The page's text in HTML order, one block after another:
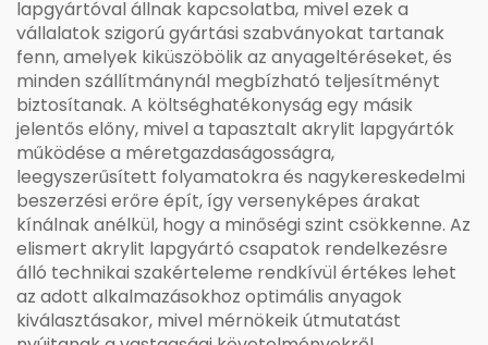
lapgyártóval állnak kapcsolatba, mivel ezek a
vállalatok szigorú gyártási szabványokat tartanak
fenn, amelyek kiküszöbölik az anyageltéréseket, és
minden szállítmánynál megbízható teljesítményt
biztosítanak. A költséghatékonyság egy másik
jelentős előny, mivel a tapasztalt akrylit lapgyártók
működése a méretgazdaságosságra,
leegyszerűsített folyamatokra és nagykereskedelmi
beszerzési erőre épít, így versenyképes árakat
kínálnak anélkül, hogy a minőségi szint csökkenne. Az
elismert akrylit lapgyártó csapatok rendelkezésre
álló technikai szakérteleme rendkívül értékes lehet
az adott alkalmazásokhoz optimális anyagok
kiválasztásakor, mivel mérnökeik útmutatást